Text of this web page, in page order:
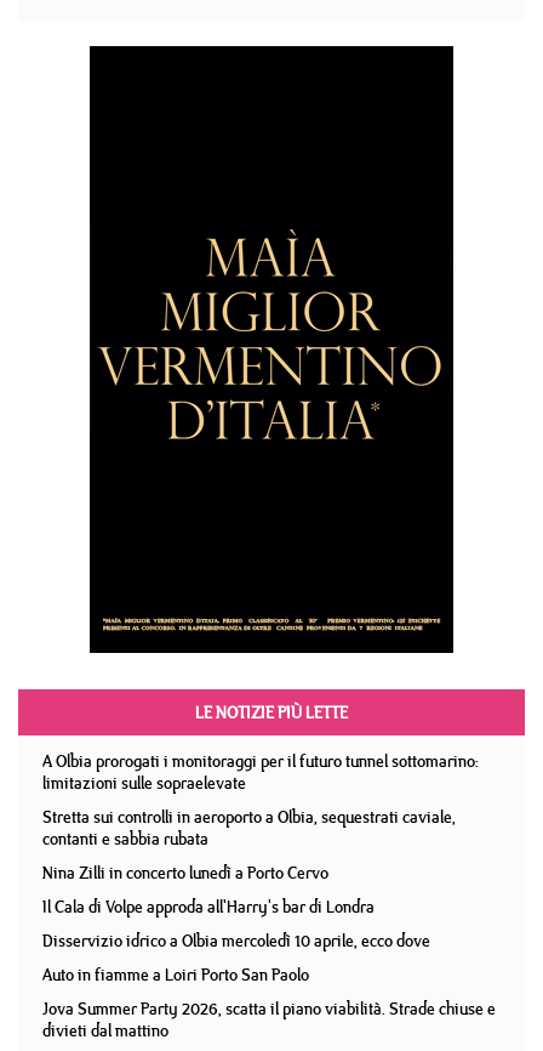
LE NOTIZIE PIÙ LETTE
A Olbia prorogati i monitoraggi per il futuro tunnel sottomarino:
limitazioni sulle sopraelevate
Stretta sui controlli in aeroporto a Olbia, sequestrati caviale,
contanti e sabbia rubata
Nina Zilli in concerto lunedì a Porto Cervo
Il Cala di Volpe approda all'Harry's bar di Londra
Disservizio idrico a Olbia mercoledì 10 aprile, ecco dove
Auto in fiamme a Loiri Porto San Paolo
Jova Summer Party 2026, scatta il piano viabilità. Strade chiuse e
divieti dal mattino